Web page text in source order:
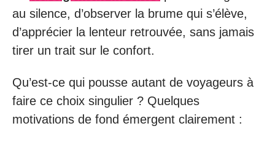
au silence, d’observer la brume qui s’élève,
d’apprécier la lenteur retrouvée, sans jamais
tirer un trait sur le confort.
Qu’est-ce qui pousse autant de voyageurs à
faire ce choix singulier ? Quelques
motivations de fond émergent clairement :